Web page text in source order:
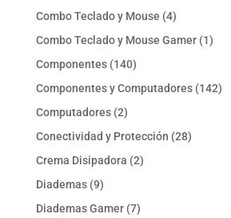
productos
Combo Teclado y Mouse 44
productos
Combo Teclado y Mouse Gamer 11
Componentes 140140
productos
Componentes y Computadores 142142
Computadores 22
productos
Conectividad y Protección 2828
Crema Disipadora 22
Diademas 99
productos
Diademas Gamer 77